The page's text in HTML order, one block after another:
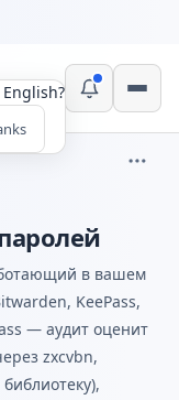
в вашем
KeePass,
— аудит оценит
zxcvbn,